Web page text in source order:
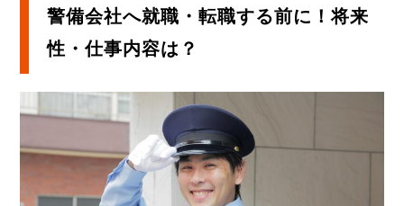
警備会社へ就職・転職する前に！将来
性・仕事内容は？